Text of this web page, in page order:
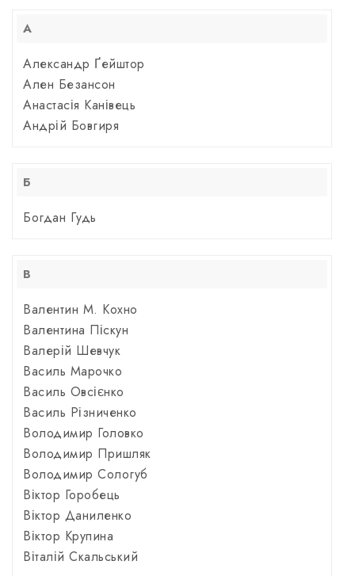
А
Александр Ґейштор
Ален Безансон
Анастасія Канівець
Андрій Бовгиря
Б
Богдан Гудь
В
Валентин М. Кохно
Валентина Піскун
Валерій Шевчук
Василь Марочко
Василь Овсієнко
Василь Різниченко
Володимир Головко
Володимир Пришляк
Володимир Сологуб
Віктор Горобець
Віктор Даниленко
Віктор Крупина
Віталій Скальський